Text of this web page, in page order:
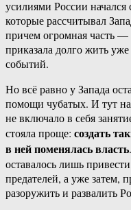
усилиями России начался
которые рассчитывал
причем огромная часть
приказала долго жить
событий.
Но всё равно у Запада
помощи чубатых. И тут
не включало в себя
стояла проще: создать
в ней поменялась власть
оставалось лишь
предателей, а уже затем,
разоружить и развалить